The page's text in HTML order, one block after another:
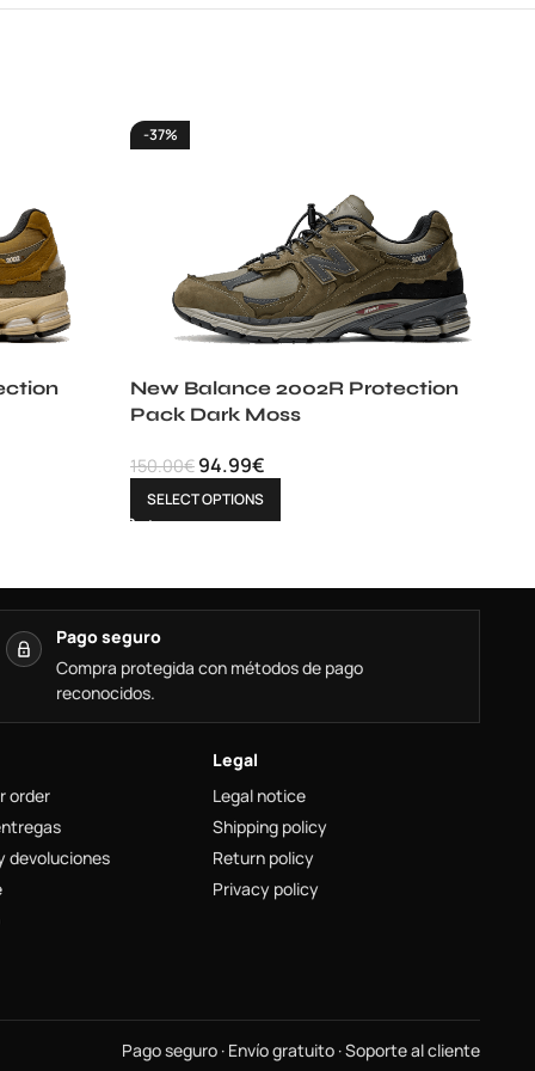
-37%
New Balance 2002R Protection
Pack Dark Moss
150.00€ 94.99€
SELECT OPTIONS
Pago seguro
Compra protegida con métodos de pago
reconocidos.
order
devoluciones
Legal
Legal notice
Shipping policy
Return policy
Privacy policy
Pago seguro · Envío gratuito · Soporte al cliente